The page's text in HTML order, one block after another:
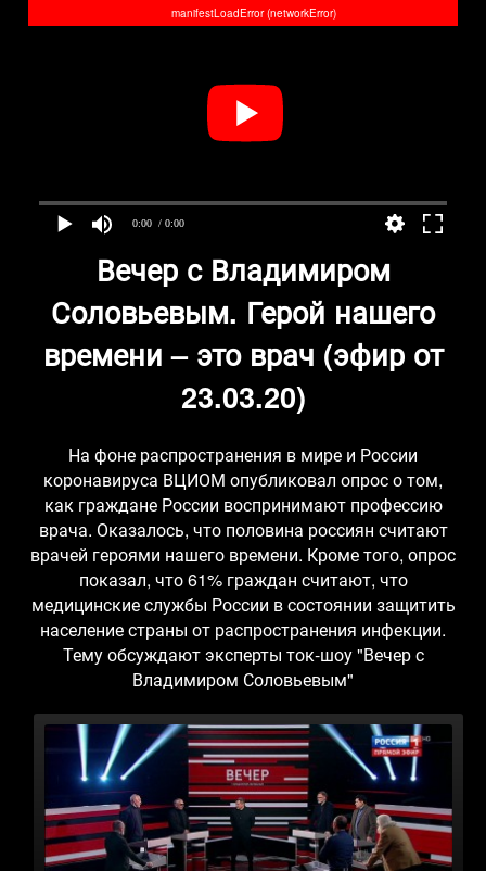
0:00 / 0:00
manifestLoadError (networkError)
Вечер с Владимиром
Соловьевым. Герой нашего
времени – это врач (эфир от
23.03.20)
На фоне распространения в мире и России
коронавируса ВЦИОМ опубликовал опрос о том,
как граждане России воспринимают профессию
врача. Оказалось, что половина россиян считают
врачей героями нашего времени. Кроме того, опрос
показал, что 61% граждан считают, что
медицинские службы России в состоянии защитить
население страны от распространения инфекции.
Тему обсуждают эксперты ток-шоу "Вечер с
Владимиром Соловьевым"